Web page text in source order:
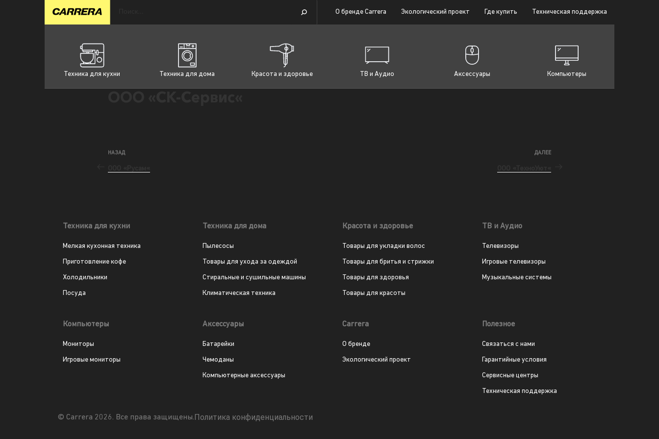
О бренде Carrera Экологический проект Где купить Техническая поддержка
Техника для кухни Техника для дома Красота и здоровье ТВ и Аудио Аксессуары Компьютеры
НАЗАД ДАЛЕЕ
Техника для кухни
Мелкая кухонная техника
Приготовление кофе
Холодильники
Посуда
Техника для дома
Пылесосы
Товары для ухода за одеждой
Стиральные и сушильные машины
Климатическая техника
Красота и здоровье
Товары для укладки волос
Товары для бритья и стрижки
Товары для здоровья
Товары для красоты
ТВ и Аудио
Телевизоры
Игровые телевизоры
Музыкальные системы
Компьютеры
Мониторы
Игровые мониторы
Аксессуары
Батарейки
Чемоданы
Компьютерные аксессуары
Carrera
О бренде
Экологический проект
Полезное
Связаться с нами
Гарантийные условия
Сервисные центры
Техническая поддержка
© Carrera 2026. Все права защищены.Политика конфиденциальности